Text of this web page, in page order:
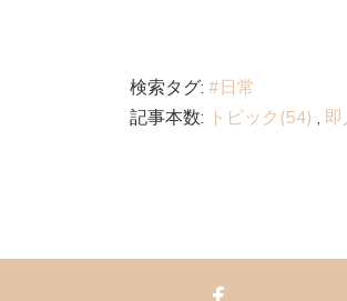
検索タグ: #日常
記事本数: トピック(54) ,